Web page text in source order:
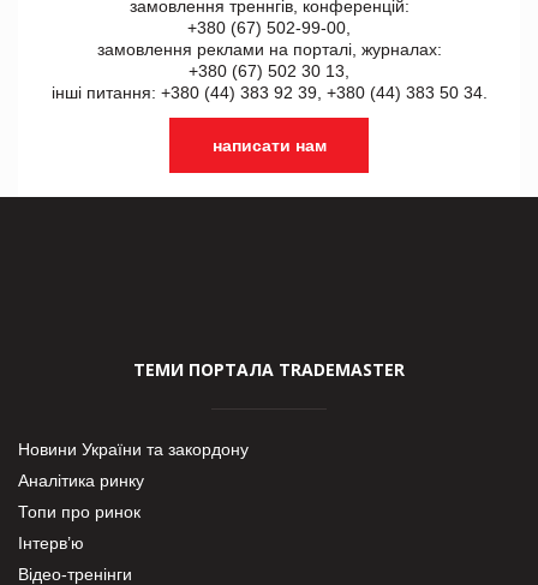
замовлення треннгів, конференцій:
+380 (67) 502-99-00,
замовлення реклами на порталі, журналах:
+380 (67) 502 30 13,
інші питання: +380 (44) 383 92 39, +380 (44) 383 50 34.
написати нам
ТЕМИ ПОРТАЛА TRADEMASTER
Новини України та закордону
Аналітика ринку
Топи про ринок
Інтерв’ю
Відео-тренінги